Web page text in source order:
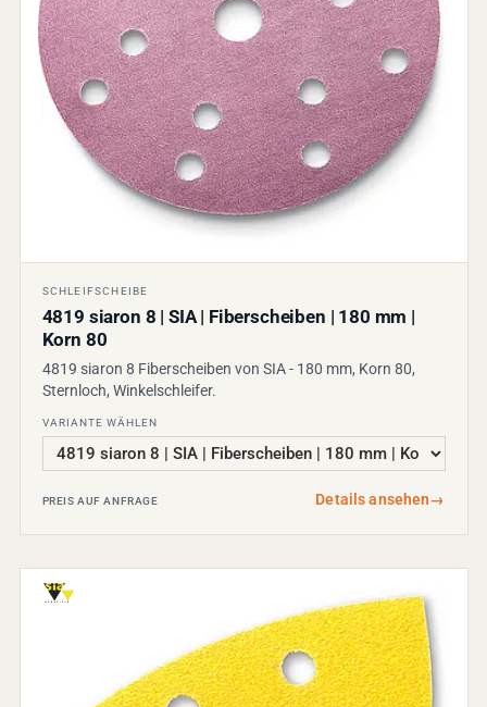
SCHLEIFSCHEIBE
4819 siaron 8 | SIA | Fiberscheiben | 180 mm |
Korn 80
4819 siaron 8 Fiberscheiben von SIA - 180 mm, Korn 80,
Sternloch, Winkelschleifer.
VARIANTE WÄHLEN
PREIS AUF ANFRAGE Details ansehen→